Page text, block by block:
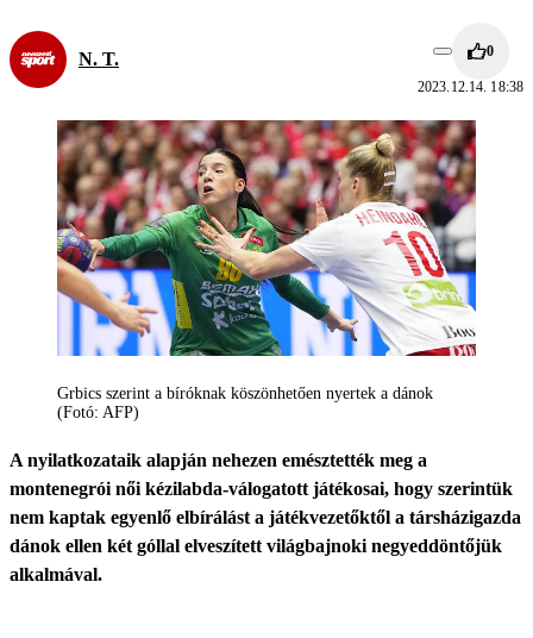
N. T. 0
2023.12.14. 18:38
Grbics szerint a bíróknak köszönhetően nyertek a dánok
(Fotó: AFP)
A nyilatkozataik alapján nehezen emésztették meg a
montenegrói női kézilabda-válogatott játékosai, hogy szerintük
nem kaptak egyenlő elbírálást a játékvezetőktől a társházigazda
dánok ellen két góllal elveszített világbajnoki negyeddöntőjük
alkalmával.